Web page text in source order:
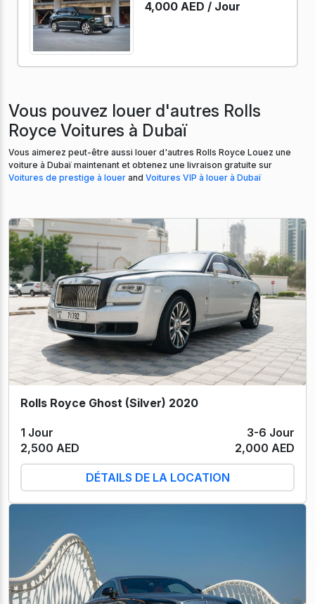
4,000 AED / Jour
Vous pouvez louer d'autres Rolls
Royce Voitures à Dubaï
Vous aimerez peut-être aussi louer d'autres Rolls Royce Louez une
voiture à Dubaï maintenant et obtenez une livraison gratuite sur
Voitures de prestige à louer and Voitures VIP à louer à Dubaï
Rolls Royce Ghost (Silver) 2020
1 Jour
3-6 Jour
2,500 AED
2,000 AED
DÉTAILS DE LA LOCATION